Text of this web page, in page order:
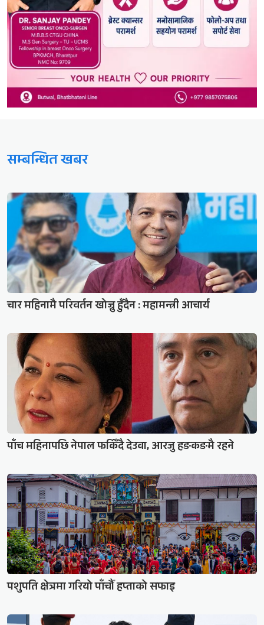
सम्बन्धित खबर
चार महिनामै परिवर्तन खोज्नु हुँदैन : महामन्त्री आचार्य
पाँच महिनापछि नेपाल फर्किँदै देउवा, आरजु हङकङमै रहने
पशुपति क्षेत्रमा गरियो पाँचौँ हप्ताको सफाइ